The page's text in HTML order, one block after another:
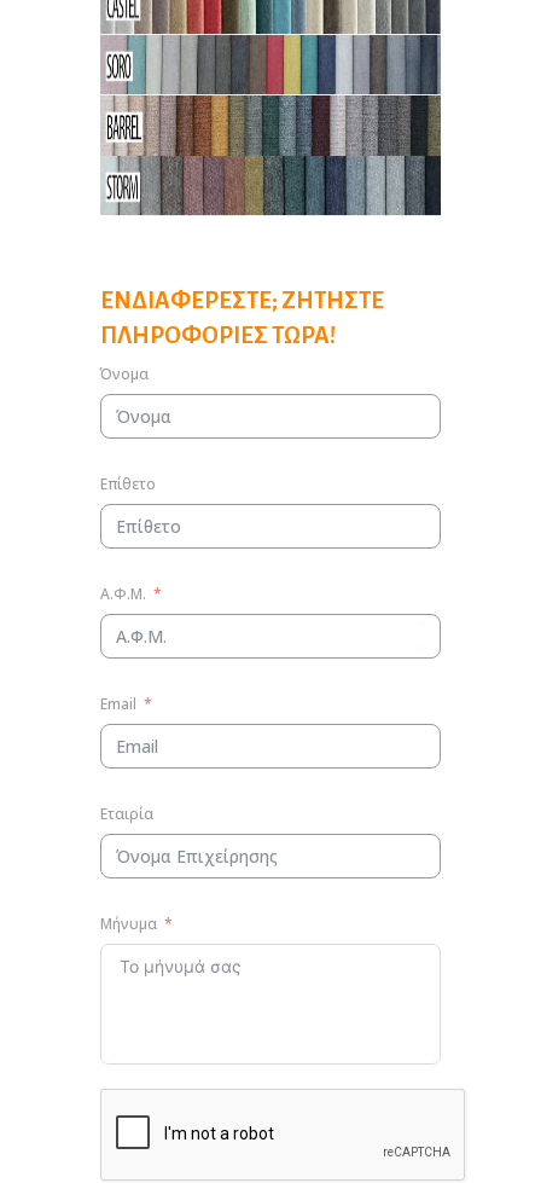
ΕΝΔΙΑΦΈΡΕΣΤΕ; ΖΗΤΉΣΤΕ
ΠΛΗΡΟΦΟΡΊΕΣ ΤΏΡΑ!
Όνομα
Επίθετο
Α.Φ.Μ.
Email
Εταιρία
Μήνυμα